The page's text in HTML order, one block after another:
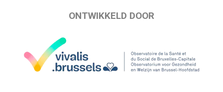
ONTWIKKELD DOOR